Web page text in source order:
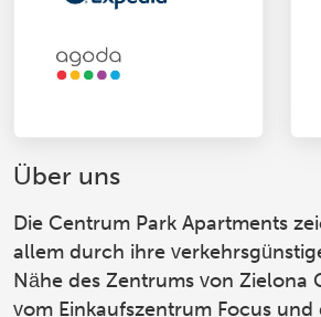
Über uns
Die Centrum Park Apartments
allem durch ihre
Nähe des Zentrums von Zielona
vom Einkaufszentrum Focus und